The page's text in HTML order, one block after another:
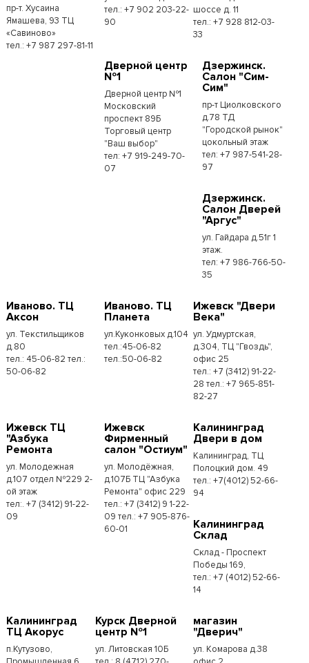
пр-т. Хусаина
Ямашева, 93 ТЦ
«Савиново»
тел.: +7 987 297-81-11
тел.: +7 902 203-22-
90
шоссе д. 11
тел.: +7 928 812-03-
33
Дверной центр
№1
Дверной центр №1
Московский
проспект 89Б
Торговый центр
"Ваш выбор"
тел: +7 919-249-70-
07
Дзержинск.
Салон "Сим-
Сим"
пр-т Циолковского
д.78 ТД
"Городской рынок"
цокольный этаж
тел: +7 987-541-28-
97
Дзержинск.
Салон Дверей
"Аргус"
ул. Гайдара д.51г 1
этаж.
тел: +7 986-766-50-
35
Иваново. ТЦ
Аксон
ул. Текстильщиков
д.80
тел.: 45-06-82 тел.:
50-06-82
Иваново. ТЦ
Планета
ул.Куконковых д.104
тел.:45-06-82
тел.:50-06-82
Ижевск "Двери
Века"
ул. Удмуртская,
д.304, ТЦ "Гвоздь",
офис 25
тел.: +7 (3412) 91-22-
28 тел.: +7 965-851-
82-27
Ижевск ТЦ
"Азбука
Ремонта
ул. Молодежная
д.107 отдел №229 2-
ой этаж
тел:. +7 (3412) 91-22-
09
Ижевск
Фирменный
салон "Остиум"
ул. Молодёжная,
д.107Б ТЦ "Азбука
Ремонта" офис 229
тел.: +7 (3412) 9 1-22-
09 тел.: +7 905-876-
60-01
Калининград
Двери в дом
Калининград, ТЦ
Полоцкий дом. 49
тел.: +7(4012) 52-66-
94
Калининград
Склад
Склад - Проспект
Победы 169,
тел.:​ +7 (4012) 52-66-
14
Калининград
ТЦ Акорус
п.Кутузово,
Курск Дверной
центр №1
ул. Литовская 10Б
магазин
"Дверич"
ул. Комарова д.38